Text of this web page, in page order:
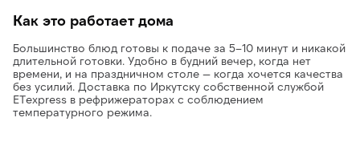
Как это работает дома
Большинство блюд готовы к подаче за 5–10 минут и никакой
длительной готовки. Удобно в будний вечер, когда нет
времени, и на праздничном столе — когда хочется качества
без усилий. Доставка по Иркутску собственной службой
ETexpress в рефрижераторах с соблюдением
температурного режима.